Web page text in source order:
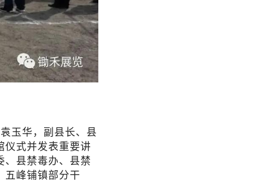
玉华，副县长、县
仪式并发表重要讲
、县禁毒办、县禁
五峰铺镇部分干